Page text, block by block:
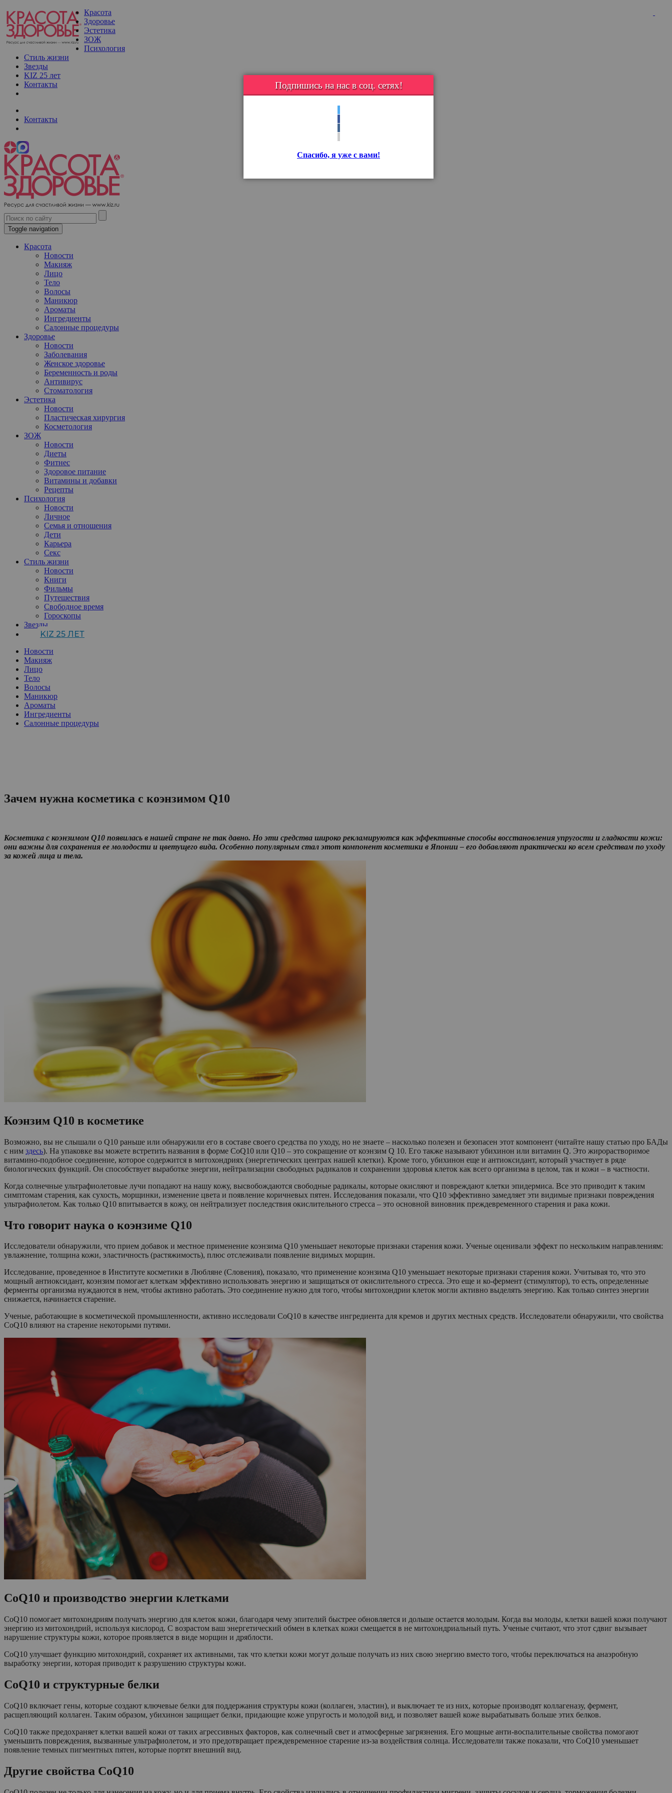
Красота
Здоровье
Эстетика
ЗОЖ
Психология
Стиль жизни
Звезды
KIZ 25 лет
Контакты
Контакты
Toggle navigation
Красота
Новости
Макияж
Лицо
Тело
Волосы
Маникюр
Ароматы
Ингредиенты
Салонные процедуры
Здоровье
Новости
Заболевания
Женское здоровье
Беременность и роды
Антивирус
Стоматология
Эстетика
Новости
Пластическая хирургия
Косметология
ЗОЖ
Новости
Диеты
Фитнес
Здоровое питание
Витамины и добавки
Рецепты
Психология
Новости
Личное
Семья и отношения
Дети
Карьера
Секс
Стиль жизни
Новости
Книги
Фильмы
Путешествия
Свободное время
Гороскопы
Звезды
KIZ 25 ЛЕТ
Новости
Макияж
Лицо
Тело
Волосы
Маникюр
Ароматы
Ингредиенты
Салонные процедуры
Подпишись на нас в соц. сетях!
Спасибо, я уже с вами!
Зачем нужна косметика с коэнзимом Q10
Косметика с коэнзимом Q10 появилась в нашей стране не так давно. Но эти средства широко рекламируются как эффективные способы восстановления упругости и гладкости кожи:
они важны для сохранения ее молодости и цветущего вида. Особенно популярным стал этот компонент косметики в Японии – его добавляют практически ко всем средствам по уходу
за кожей лица и тела.
Коэнзим Q10 в косметике
Возможно, вы не слышали о Q10 раньше или обнаружили его в составе своего средства по уходу, но не знаете – насколько полезен и безопасен этот компонент (читайте нашу статью про БАДы
с ним здесь). На упаковке вы можете встретить названия в форме CoQ10 или Q10 – это сокращение от коэнзим Q 10. Его также называют убихинон или витамин Q. Это жирорастворимое
витамино-подобное соединение, которое содержится в митохондриях (энергетических центрах нашей клетки). Кроме того, убихинон еще и антиоксидант, который участвует в ряде
биологических функций. Он способствует выработке энергии, нейтрализации свободных радикалов и сохранении здоровья клеток как всего организма в целом, так и кожи – в частности.
Когда солнечные ультрафиолетовые лучи попадают на нашу кожу, высвобождаются свободные радикалы, которые окисляют и повреждают клетки эпидермиса. Все это приводит к таким
симптомам старения, как сухость, морщинки, изменение цвета и появление коричневых пятен. Исследования показали, что Q10 эффективно замедляет эти видимые признаки повреждения
ультрафиолетом. Как только Q10 впитывается в кожу, он нейтрализует последствия окислительного стресса – это основной виновник преждевременного старения и рака кожи.
Что говорит наука о коэнзиме Q10
Исследователи обнаружили, что прием добавок и местное применение коэнзима Q10 уменьшает некоторые признаки старения кожи. Ученые оценивали эффект по нескольким направлениям:
увлажнение, толщина кожи, эластичность (растяжимость), плюс отслеживали появление видимых морщин.
Исследование, проведенное в Институте косметики в Любляне (Словения), показало, что применение коэнзима Q10 уменьшает некоторые признаки старения кожи. Учитывая то, что это
мощный антиоксидант, коэнзим помогает клеткам эффективно использовать энергию и защищаться от окислительного стресса. Это еще и ко-фермент (стимулятор), то есть, определенные
ферменты организма нуждаются в нем, чтобы активно работать. Это соединение нужно для того, чтобы митохондрии клеток могли активно выделять энергию. Как только синтез энергии
снижается, начинается старение.
Ученые, работающие в косметической промышленности, активно исследовали CoQ10 в качестве ингредиента для кремов и других местных средств. Исследователи обнаружили, что свойства
CoQ10 влияют на старение некоторыми путями.
CoQ10 и производство энергии клетками
CoQ10 помогает митохондриям получать энергию для клеток кожи, благодаря чему эпителий быстрее обновляется и дольше остается молодым. Когда вы молоды, клетки вашей кожи получают
энергию из митохондрий, используя кислород. С возрастом ваш энергетический обмен в клетках кожи смещается в не митохондриальный путь. Ученые считают, что этот сдвиг вызывает
нарушение структуры кожи, которое проявляется в виде морщин и дряблости.
CoQ10 улучшает функцию митохондрий, сохраняет их активными, так что клетки кожи могут дольше получать из них свою энергию вместо того, чтобы переключаться на анаэробную
выработку энергии, которая приводит к разрушению структуры кожи.
CoQ10 и структурные белки
CoQ10 включает гены, которые создают ключевые белки для поддержания структуры кожи (коллаген, эластин), и выключает те из них, которые производят коллагеназу, фермент,
расщепляющий коллаген. Таким образом, убихинон защищает белки, придающие коже упругость и молодой вид, и позволяет вашей коже вырабатывать больше этих белков.
CoQ10 также предохраняет клетки вашей кожи от таких агрессивных факторов, как солнечный свет и атмосферные загрязнения. Его мощные анти-воспалительные свойства помогают
уменьшить повреждения, вызванные ультрафиолетом, и это предотвращает преждевременное старение из-за воздействия солнца. Исследователи также показали, что CoQ10 уменьшает
появление темных пигментных пятен, которые портят внешний вид.
Другие свойства CoQ10